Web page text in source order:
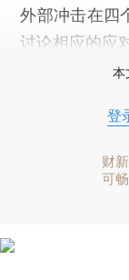
外部冲击在四
讨论相应的应
本
登
财
可